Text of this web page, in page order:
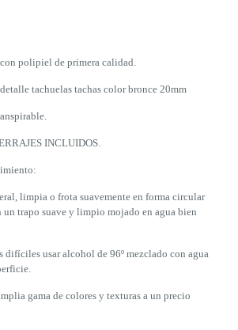
polipiel de primera calidad.
tachuelas tachas color bronce 20mm
INCLUIDOS.
limpia o frota suavemente en forma circular
trapo suave y limpio mojado en agua bien
difíciles usar alcohol de 96º mezclado con agua
gama de colores y texturas a un precio